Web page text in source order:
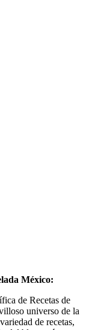
México:
de Recetas de
universo de la
de recetas,